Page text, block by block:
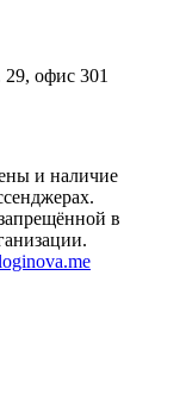
29, офис 301
и наличие
в